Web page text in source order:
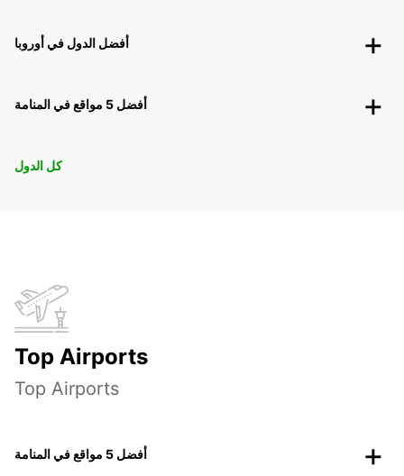
أفضل الدول في أوروبا
أفضل 5 مواقع في المنامة
كل الدول
Top Airports
Top Airports
أفضل 5 مواقع في المنامة